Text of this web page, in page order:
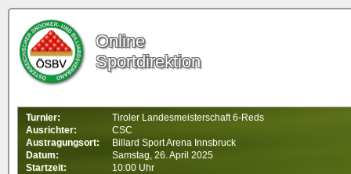
Online
Sportdirektion
Turnier:
Tiroler Landesmeisterschaft 6-Reds
Ausrichter:
CSC
Austragungsort:
Billard Sport Arena Innsbruck
Datum:
Samstag, 26. April 2025
Startzeit:
10:00 Uhr